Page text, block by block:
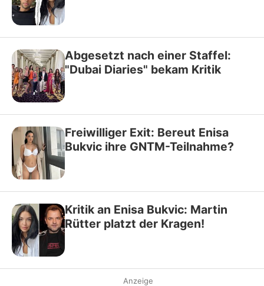
Abgesetzt nach einer Staffel:
"Dubai Diaries" bekam Kritik
Freiwilliger Exit: Bereut Enisa
Bukvic ihre GNTM-Teilnahme?
Kritik an Enisa Bukvic: Martin
Rütter platzt der Kragen!
Anzeige